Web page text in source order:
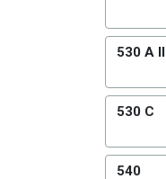
530 A II
530 C
540